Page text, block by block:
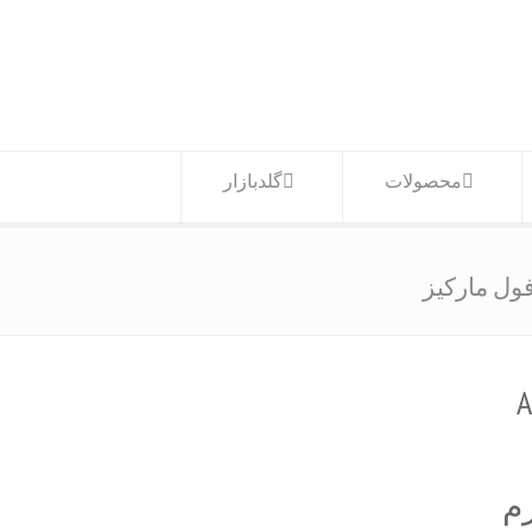
گلدبازار محصولات
مارکیز